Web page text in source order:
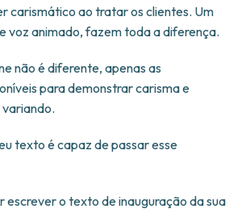
carismático ao tratar os clientes. Um
voz animado, fazem toda a diferença.
não é diferente, apenas as
para demonstrar carisma e
texto é capaz de passar esse
escrever o texto de inauguração da sua